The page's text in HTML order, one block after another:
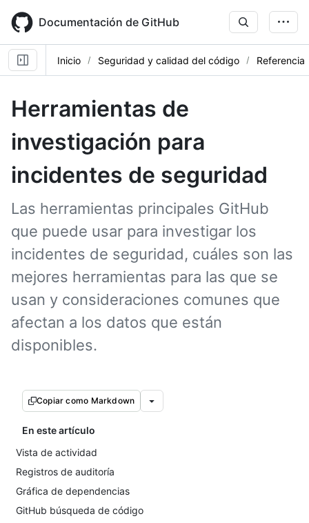
main
content
Documentación de GitHub
Inicio Seguridad y calidad del código Referencia
Herramientas de
investigación para
incidentes de seguridad
Las herramientas principales GitHub
que puede usar para investigar los
incidentes de seguridad, cuáles son las
mejores herramientas para las que se
usan y consideraciones comunes que
afectan a los datos que están
disponibles.
Copiar como Markdown
En este artículo
Vista de actividad
Registros de auditoría
Gráfica de dependencias
GitHub búsqueda de código